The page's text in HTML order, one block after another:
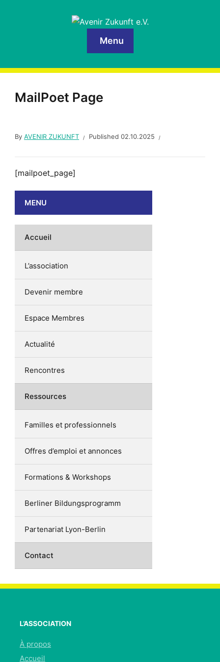
Menu
MailPoet Page
By AVENIR ZUKUNFT Published 02.10.2025
[mailpoet_page]
MENU
Accueil
L’association
Devenir membre
Espace Membres
Actualité
Rencontres
Ressources
Familles et professionnels
Offres d’emploi et annonces
Formations & Workshops
Berliner Bildungsprogramm
Partenariat Lyon-Berlin
Contact
L’ASSOCIATION
À propos
Accueil